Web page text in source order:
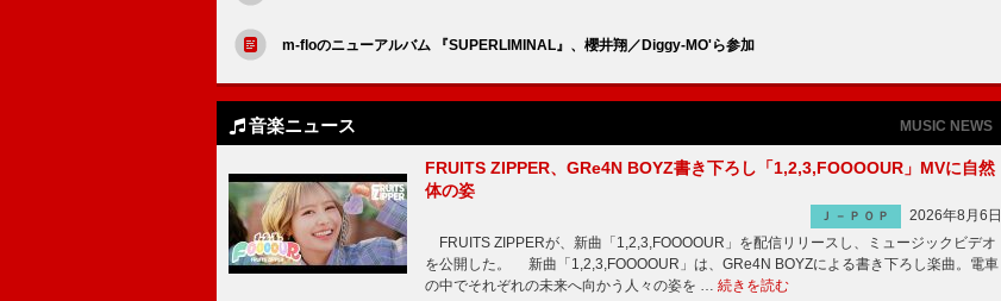
m-floのニューアルバム 『SUPERLIMINAL』、櫻井翔／Diggy-MO'ら参加
音楽ニュース MUSIC NEWS
FRUITS ZIPPER、GRe4N BOYZ書き下ろし「1,2,3,FOOOOUR」MVに自然
体の姿
Ｊ－ＰＯＰ
2026年8月6日
FRUITS ZIPPERが、新曲「1,2,3,FOOOOUR」を配信リリースし、ミュージックビデオ
を公開した。 新曲「1,2,3,FOOOOUR」は、GRe4N BOYZによる書き下ろし楽曲。電車
の中でそれぞれの未来へ向かう人々の姿を … 続きを読む